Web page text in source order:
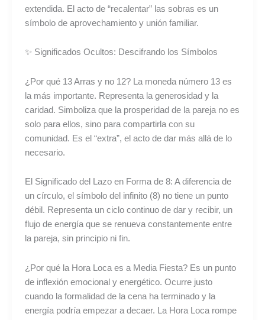
extendida. El acto de “recalentar” las sobras es un
símbolo de aprovechamiento y unión familiar.
✨ Significados Ocultos: Descifrando los Símbolos
¿Por qué 13 Arras y no 12? La moneda número 13 es
la más importante. Representa la generosidad y la
caridad. Simboliza que la prosperidad de la pareja no es
solo para ellos, sino para compartirla con su
comunidad. Es el “extra”, el acto de dar más allá de lo
necesario.
El Significado del Lazo en Forma de 8: A diferencia de
un círculo, el símbolo del infinito (8) no tiene un punto
débil. Representa un ciclo continuo de dar y recibir, un
flujo de energía que se renueva constantemente entre
la pareja, sin principio ni fin.
¿Por qué la Hora Loca es a Media Fiesta? Es un punto
de inflexión emocional y energético. Ocurre justo
cuando la formalidad de la cena ha terminado y la
energía podría empezar a decaer. La Hora Loca rompe